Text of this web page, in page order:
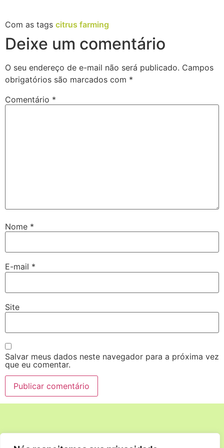
Com as tags citrus farming
Deixe um comentário
O seu endereço de e-mail não será publicado. Campos
obrigatórios são marcados com *
Comentário *
Nome *
E-mail *
Site
Salvar meus dados neste navegador para a próxima vez
que eu comentar.